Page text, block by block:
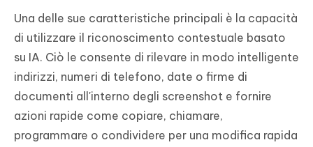
Una delle sue caratteristiche principali è la capacità
di utilizzare il riconoscimento contestuale basato
su IA. Ciò le consente di rilevare in modo intelligente
indirizzi, numeri di telefono, date o firme di
documenti all'interno degli screenshot e fornire
azioni rapide come copiare, chiamare,
programmare o condividere per una modifica rapida